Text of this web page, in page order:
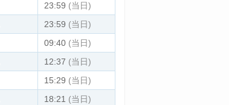
23:59 (当日)
23:59 (当日)
09:40 (当日)
12:37 (当日)
15:29 (当日)
18:21 (当日)